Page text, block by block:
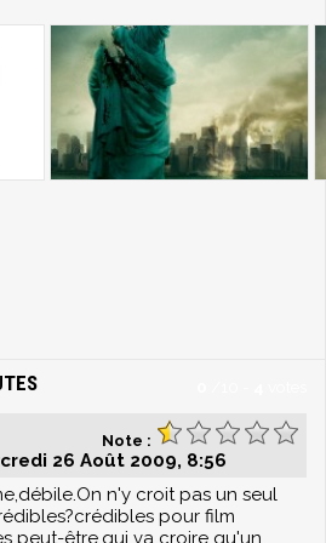
Note :
26 Août 2009, 8:56
n'y croit pas un seul
pour film
peut-être,qui va croire qu'un